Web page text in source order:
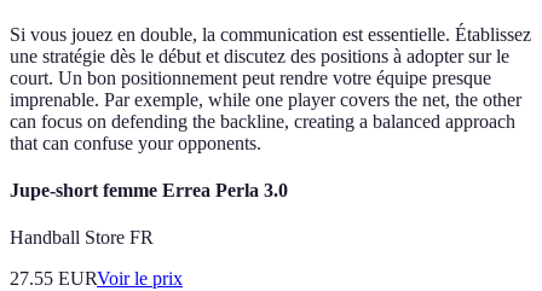
Si vous jouez en double, la communication est essentielle. Établissez
une stratégie dès le début et discutez des positions à adopter sur le
court. Un bon positionnement peut rendre votre équipe presque
imprenable. Par exemple, while one player covers the net, the other
can focus on defending the backline, creating a balanced approach
that can confuse your opponents.
Jupe-short femme Errea Perla 3.0
Handball Store FR
27.55 EURVoir le prix